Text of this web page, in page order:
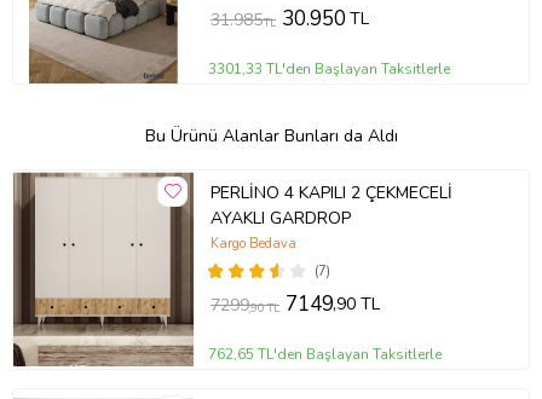
31.985TL 30.950TL
3301,33 TL'den Başlayan Taksitlerle
Bu Ürünü Alanlar Bunları da Aldı
PERLİNO 4 KAPILI 2 ÇEKMECELİ
AYAKLI GARDROP
(7)
Kargo Bedava
7299,90 TL 7149,90 TL
762,65 TL'den Başlayan Taksitlerle